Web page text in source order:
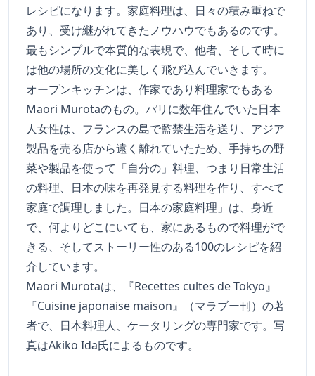
レシピになります。家庭料理は、日々の積み重ねで
あり、受け継がれてきたノウハウでもあるのです。
最もシンプルで本質的な表現で、他者、そして時に
は他の場所の文化に美しく飛び込んでいきます。
オープンキッチンは、作家であり料理家でもある
Maori Murotaのもの。パリに数年住んでいた日本
人女性は、フランスの島で監禁生活を送り、アジア
製品を売る店から遠く離れていたため、手持ちの野
菜や製品を使って「自分の」料理、つまり日常生活
の料理、日本の味を再発見する料理を作り、すべて
家庭で調理しました。日本の家庭料理」は、身近
で、何よりどこにいても、家にあるもので料理がで
きる、そしてストーリー性のある100のレシピを紹
介しています。
Maori Murotaは、『Recettes cultes de Tokyo』
『Cuisine japonaise maison』（マラブー刊）の著
者で、日本料理人、ケータリングの専門家です。写
真はAkiko Ida氏によるものです。